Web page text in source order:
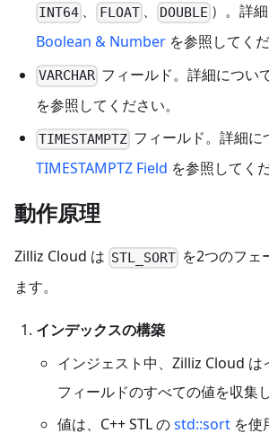
INT64 、 FLOAT、 DOUBLE ）。詳
Boolean & Number を参照してくだ
VARCHAR フィールド。詳細につい
を参照してください。
TIMESTAMPTZ フィールド。詳細に
TIMESTAMPTZ Field を参照してく
動作原理
Zilliz Cloud は STL_SORT を2つのフェ
ます。
インデックスの構築
インジェスト中、Zilliz Cloud は
フィールドのすべての値を収集し
値は、C++ STL のstd::sort を使